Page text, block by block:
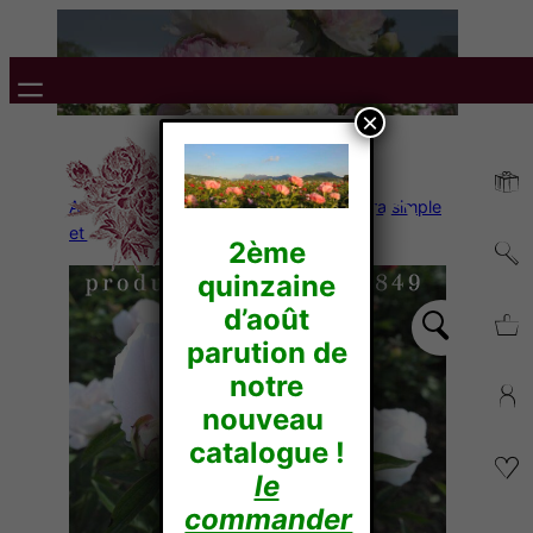
Accueil/Pivoines Herbacées/Lactiflora simple
et forme japonaise
2ème
quinzaine
d’août
parution de
notre
nouveau
catalogue !
le
commander
×